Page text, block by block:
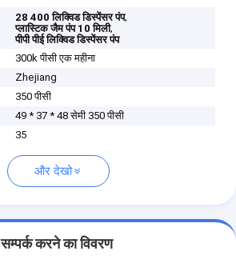
28 400 लिक्विड डिस्पेंसर पंप,
प्लास्टिक जैम पंप 10 मिली,
पीपी पीई लिक्विड डिस्पेंसर पंप
300k पीसी एक महीना
Zhejiang
350 पीसी
49 * 37 * 48 सेमी 350 पीसी
35
और देखो
सम्पर्क करने का विवरण